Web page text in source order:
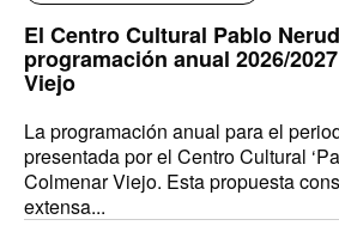
El Centro Cultural Pablo
programación anual 2026/
Viejo
La programación anual para el
presentada por el Centro Cultural
Colmenar Viejo. Esta propuesta
extensa...